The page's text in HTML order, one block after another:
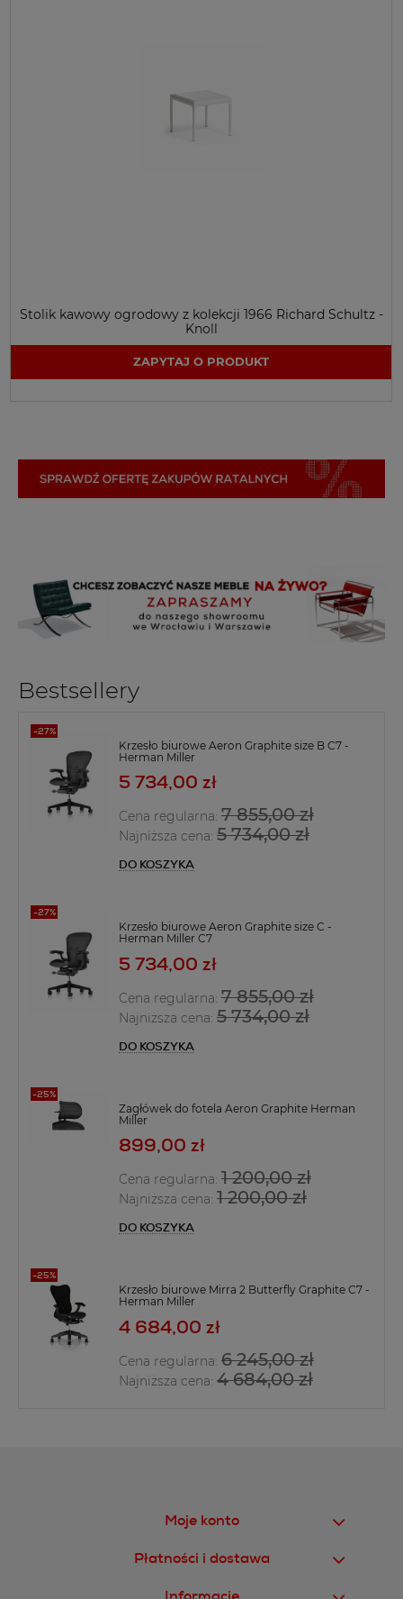
Stolik kawowy ogrodowy z kolekcji 1966 Richard Schultz -
Knoll
ZAPYTAJ O PRODUKT
Bestsellery
Krzesło biurowe Aeron Graphite size B C7 -
Herman Miller
5 734,00 zł
Cena regularna: 7 855,00 zł
Najniższa cena: 5 734,00 zł
DO KOSZYKA
Krzesło biurowe Aeron Graphite size C -
Herman Miller C7
5 734,00 zł
Cena regularna: 7 855,00 zł
Najniższa cena: 5 734,00 zł
DO KOSZYKA
Zagłówek do fotela Aeron Graphite Herman
Miller
899,00 zł
Cena regularna: 1 200,00 zł
Najniższa cena: 1 200,00 zł
DO KOSZYKA
Krzesło biurowe Mirra 2 Butterfly Graphite C7 -
Herman Miller
4 684,00 zł
Cena regularna: 6 245,00 zł
Najniższa cena: 4 684,00 zł
Moje konto
Płatności i dostawa